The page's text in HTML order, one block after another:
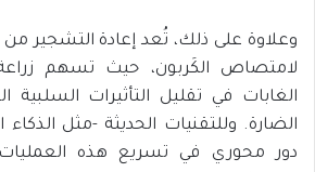
وعلاوة على ذلك، تُعد إعادة التشجير من
لامتصاص الكَربون، حيث تسهم زراعة
الغابات في تقليل التأثيرات السلبية
الضارة. وللتقنيات الحديثة -مثل
دور محوري في تسريع هذه